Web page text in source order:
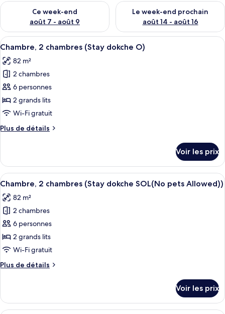
Ce week-end
août 7 - août 9
Vérifier la disponibilité pour ce week-end août 7 - août 9
Le week-end prochain
août 14 - août 16
Vérifier la disponibilité pour
Afficher
toutes
les
photos
pour
ce
type
chambre :
chambres
(Stay
dokche
O)
Une cuisine moderne avec des
19
Chambre, 2 chambres (Stay dokche O)
82 m²
2 chambres
6 personnes
2 grands lits
Wi-Fi gratuit
Plus de détails
Plus
le
type
de
Chambre,
2
chambres
(Stay
dokche
O)
Voir les prix
Afficher
toutes
les
photos
pour
ce
type
chambre :
chambres
Une cuisine moderne avec des
17
Chambre, 2 chambres (Stay dokche SOL(No pets Allowed))
82 m²
2 chambres
6 personnes
2 grands lits
Wi-Fi gratuit
Plus de détails
Plus
le
type
Voir les prix